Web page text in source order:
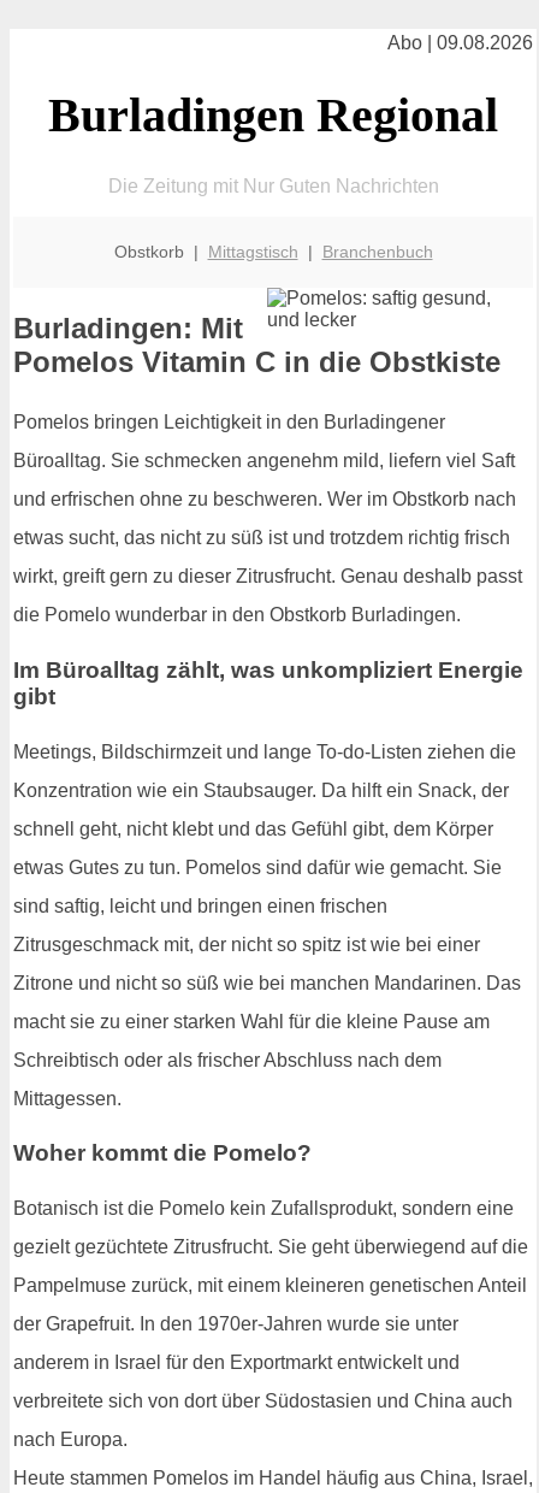
Abo | 09.08.2026
Burladingen Regional
Die Zeitung mit Nur Guten Nachrichten
Obstkorb | Mittagstisch | Branchenbuch
Burladingen: Mit
Pomelos Vitamin C in die Obstkiste
Pomelos bringen Leichtigkeit in den Burladingener
Büroalltag. Sie schmecken angenehm mild, liefern viel Saft
und erfrischen ohne zu beschweren. Wer im Obstkorb nach
etwas sucht, das nicht zu süß ist und trotzdem richtig frisch
wirkt, greift gern zu dieser Zitrusfrucht. Genau deshalb passt
die Pomelo wunderbar in den Obstkorb Burladingen.
Im Büroalltag zählt, was unkompliziert Energie
gibt
Meetings, Bildschirmzeit und lange To-do-Listen ziehen die
Konzentration wie ein Staubsauger. Da hilft ein Snack, der
schnell geht, nicht klebt und das Gefühl gibt, dem Körper
etwas Gutes zu tun. Pomelos sind dafür wie gemacht. Sie
sind saftig, leicht und bringen einen frischen
Zitrusgeschmack mit, der nicht so spitz ist wie bei einer
Zitrone und nicht so süß wie bei manchen Mandarinen. Das
macht sie zu einer starken Wahl für die kleine Pause am
Schreibtisch oder als frischer Abschluss nach dem
Mittagessen.
Woher kommt die Pomelo?
Botanisch ist die Pomelo kein Zufallsprodukt, sondern eine
gezielt gezüchtete Zitrusfrucht. Sie geht überwiegend auf die
Pampelmuse zurück, mit einem kleineren genetischen Anteil
der Grapefruit. In den 1970er-Jahren wurde sie unter
anderem in Israel für den Exportmarkt entwickelt und
verbreitete sich von dort über Südostasien und China auch
nach Europa.
Heute stammen Pomelos im Handel häufig aus China, Israel,